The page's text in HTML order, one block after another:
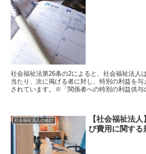
社会福祉法第26条の2によると、社会福祉法人
当たり、次に掲げる者に対し、特別の利益を与
されています。※「関係者への特別の利益供与
社会福祉法人の会計
【社会福祉法
び費用に関す